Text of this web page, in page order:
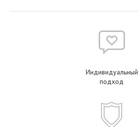
Индивидуальный
подход